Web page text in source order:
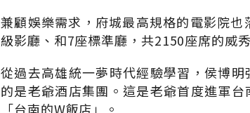
兼顧娛樂需求，府城最高規格的電影院也
級影廳、和7座標準廳，共2150座席的威
從過去高雄統一夢時代經驗學習，侯博
的是老爺酒店集團。這是老爺首度進軍
「台南的W飯店」。